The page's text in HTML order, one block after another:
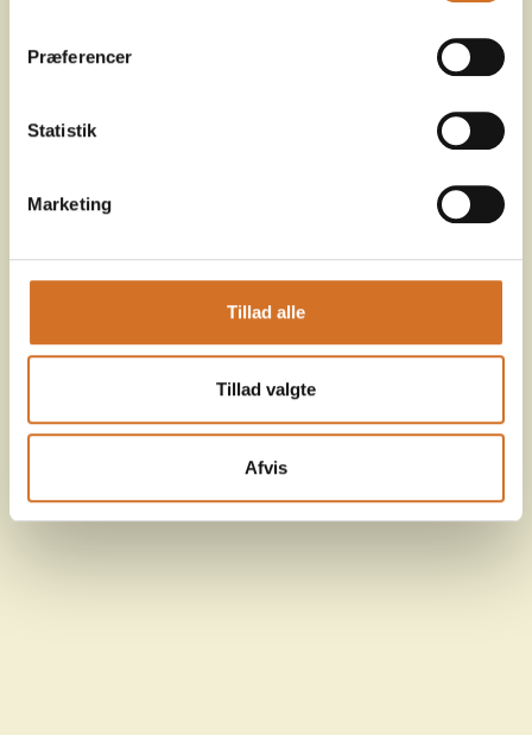
Præferencer
Statistik
Marketing
Tillad alle
Tillad valgte
Afvis